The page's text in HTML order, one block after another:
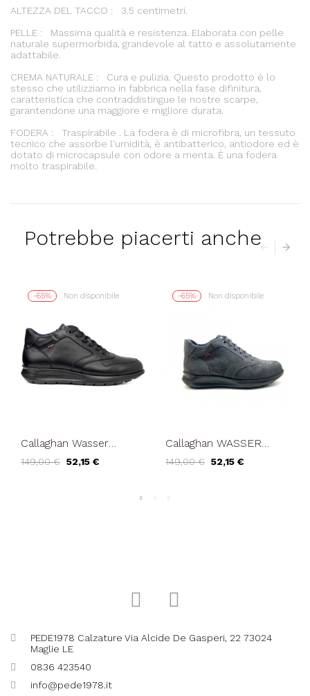
ALTEZZA DEL TACCO : 3.5 centimetri.
PELLE : Massima qualità e resistenza. Elaborata con pelle
naturale supermorbida, grandevole al tatto e assolutamente
adattabile.
CREMA NATURALE : Cura e pulizia. Questo prodotto è lo
stesso che utilizziamo in fabbrica nella fase difinitura,
caratteristica che contraddistingue le nostre scarpe,
garantendone una maggiore e migliore durata.
FODERA : Traspirabile . La fodera è di microfibra, un tessuto
tecnico che assorbe l'umidità, è antibatterico, antiodore ed è
dotato di microcapsule con odore a menta. È una fodera
molto traspirabile.
Potrebbe piacerti anche
-65% Non disponibile
Callaghan Wasser
Tunnel Pelle Nero
149,00 € 52,15 €
-65% Non disponibile
Callaghan WASSER
Grigio
149,00 € 52,15 €
PEDE1978 Calzature Via Alcide De Gasperi, 22 73024
Maglie LE
0836 423540
info@pede1978.it